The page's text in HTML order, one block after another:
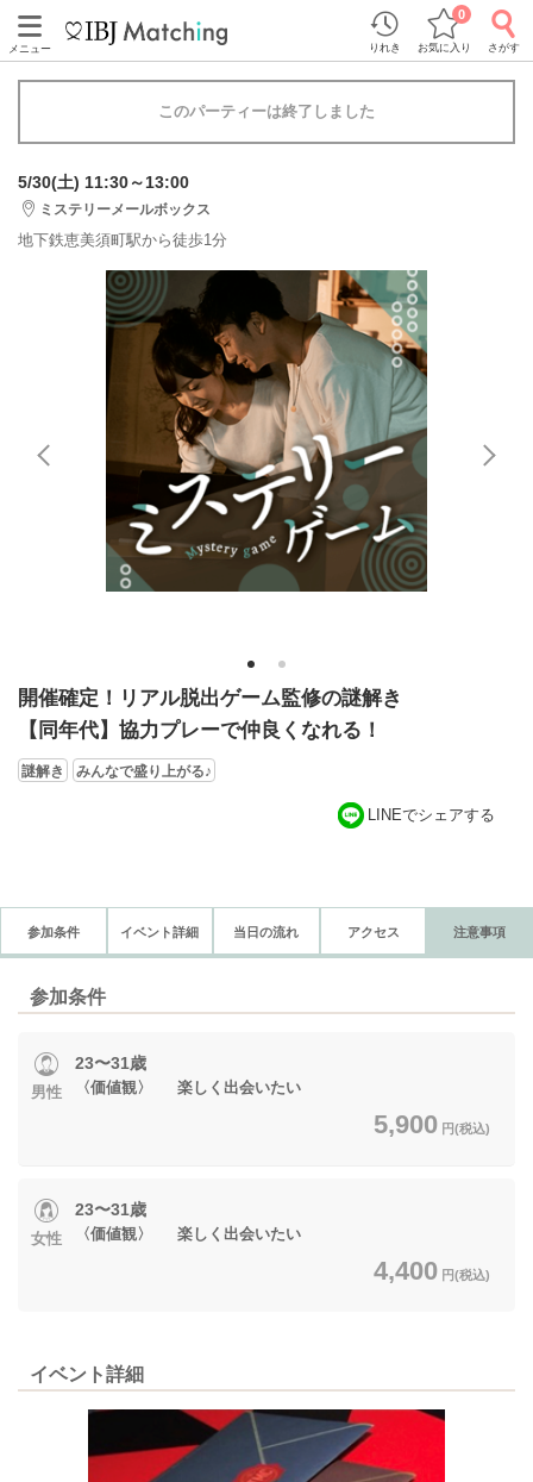
メニュー りれき お気に入り
0
さがす
このパーティーは終了しました
5/30(土) 11:30～13:00
ミステリーメールボックス
地下鉄恵美須町駅から徒歩1分
1 2
開催確定！リアル脱出ゲーム監修の謎解き
【同年代】協力プレーで仲良くなれる！
謎解き みんなで盛り上がる♪
LINEでシェアする
参加条件 イベント詳細 当日の流れ アクセス 注意事項
参加条件
男性
23〜31歳
〈価値観〉 楽しく出会いたい
5,900 円(税込)
女性
23〜31歳
〈価値観〉 楽しく出会いたい
4,400 円(税込)
イベント詳細